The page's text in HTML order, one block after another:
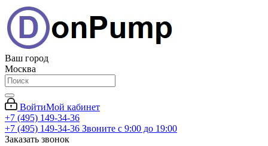
Ваш город
Москва
ВойтиМой кабинет
+7 (495) 149-34-36
+7 (495) 149-34-36 Звоните с 9:00 до 19:00
Заказать звонок